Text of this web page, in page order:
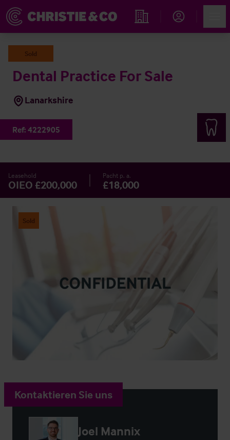
Immobiliensuche
Sold
Dental Practice For Sale
Lanarkshire
Ref: 4222905
Leasehold
OIEO £200,000
Pacht p. a.
£18,000
Sold
Kontaktieren Sie uns
Joel Mannix